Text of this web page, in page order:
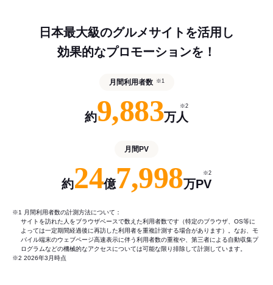
日本最大級のグルメサイトを活用し
効果的なプロモーションを！
月間利用者数 ※1
約9,883万人
※2
月間PV
約24億7,998万PV
※2
※1 月間利用者数の計測方法について：
サイトを訪れた人をブラウザベースで数えた利用者数です（特定のブラウザ、OS等に
よっては一定期間経過後に再訪した利用者を重複計測する場合があります）。なお、モ
バイル端末のウェブページ高速表示に伴う利用者数の重複や、第三者による自動収集プ
ログラムなどの機械的なアクセスについては可能な限り排除して計測しています。
※2 2026年3月時点